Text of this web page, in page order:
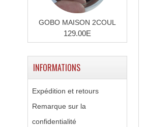
GOBO MAISON 2COUL
129.00E
INFORMATIONS
Expédition et retours
Remarque sur la
confidentialité